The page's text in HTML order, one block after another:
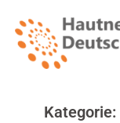
Inhalt
springen
Kategorie: